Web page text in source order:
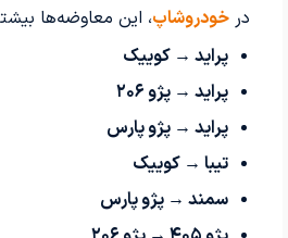
در خودروشاپ، این معاوضه‌ها
پراید → کوییک
پراید → پژو ۲۰۶
پراید → پژو پارس
تیبا → کوییک
سمند → پژو پارس